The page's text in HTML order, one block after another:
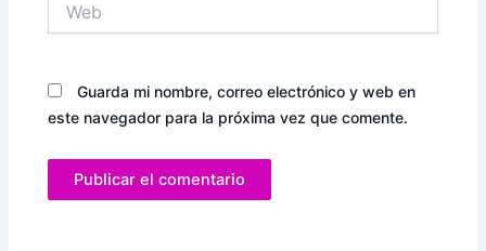
Guarda mi nombre, correo electrónico y web en
este navegador para la próxima vez que comente.